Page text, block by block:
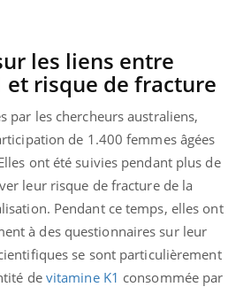
les liens entre
et risque de fracture
par les chercheurs australiens,
de 1.400 femmes âgées
ont été suivies pendant plus de
leur risque de fracture de la
Pendant ce temps, elles ont
à des questionnaires sur leur
se sont particulièrement
de vitamine K1 consommée par